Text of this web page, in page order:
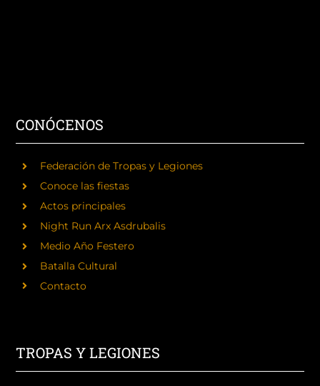
CONÓCENOS
Federación de Tropas y Legiones
Conoce las fiestas
Actos principales
Night Run Arx Asdrubalis
Medio Año Festero
Batalla Cultural
Contacto
TROPAS Y LEGIONES